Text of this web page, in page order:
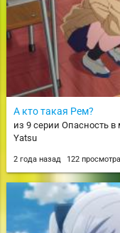
А кто такая Рем?
из 9 серии Опасность в
Yatsu
2 года назад 122 просмотра